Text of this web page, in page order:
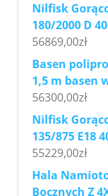
Nilfisk
180/2000 D
56869,00zł
Basen
1,5 m basen
56300,00zł
Nilfisk
135/875 E18
55229,00zł
Hala
Bocznych Z